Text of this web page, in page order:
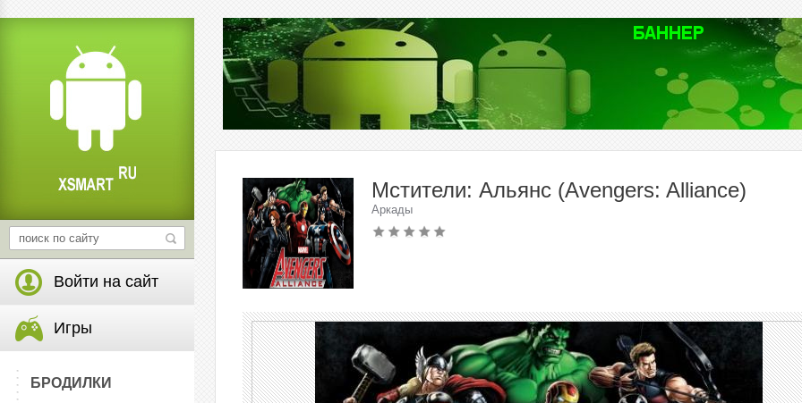
Войти на сайт
Игры
БРОДИЛКИ
Мстители: Альянс (Avengers: Alliance)
Аркады